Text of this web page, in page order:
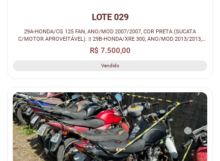
LOTE 029
29A-HONDA/CG 125 FAN, ANO/MOD 2007/2007, COR PRETA (SUCATA
C/MOTOR APROVEITÁVEL). || 29B-HONDA/XRE 300, ANO/MOD 2013/2013,
COR VERMELHA (SUC...
R$ 7.500,00
Vendido